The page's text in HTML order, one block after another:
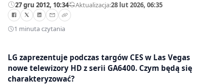
27 gru 2012, 10:34—Aktualizacja:28 lut 2026, 06:35
1 minuta czytania
LG zaprezentuje podczas targów CES w Las Vegas
nowe telewizory HD z serii GA6400. Czym będą się
charakteryzować?